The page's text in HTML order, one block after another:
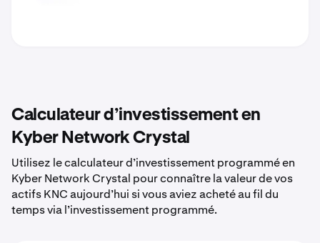
Calculateur d’investissement en
Kyber Network Crystal
Utilisez le calculateur d’investissement programmé en
Kyber Network Crystal pour connaître la valeur de vos
actifs KNC aujourd’hui si vous aviez acheté au fil du
temps via l’investissement programmé.